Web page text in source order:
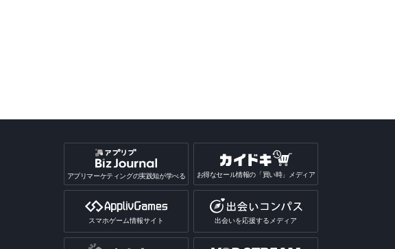
アプリマーケティングの実践知が学べる お得なセール情報の「買い時」メディア
スマホゲーム情報サイト 出会いを応援するメディア